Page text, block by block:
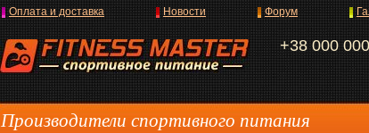
+38 000
Оплата и доставка Новости Форум
Производители спортивного питания